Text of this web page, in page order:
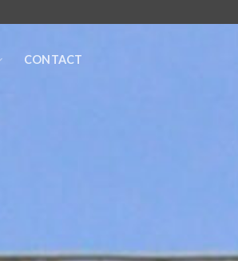
CONTACT